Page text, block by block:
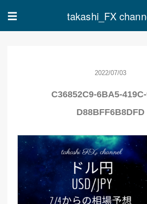
☰ takashi_FX
2022/07/03
C36852C9-6BA5-
D88BFF6B8DFD